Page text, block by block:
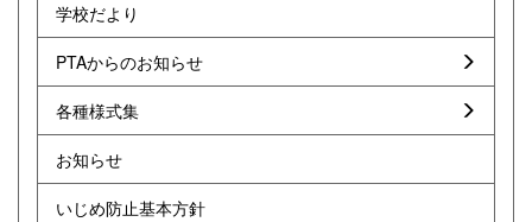
学校だより
PTAからのお知らせ
各種様式集
お知らせ
いじめ防止基本方針